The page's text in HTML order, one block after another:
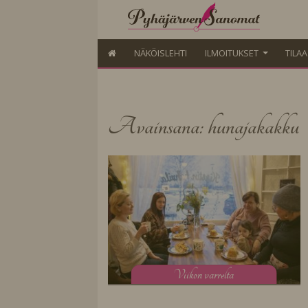
NÄKÖISLEHTI ILMOITUKSET
Avainsana: hunajakakku
Viikon varrelta